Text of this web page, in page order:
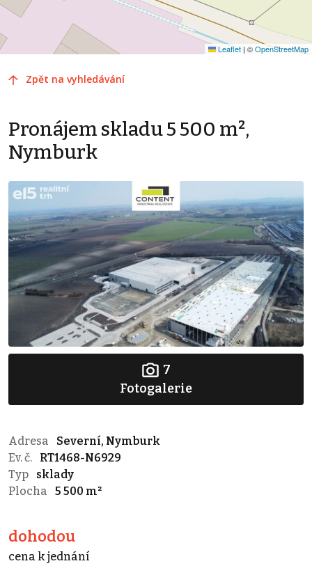
Leaflet | ©OpenStreetMap
Zpět na vyhledávání
Pronájem skladu 5 500 m²,
Nymburk
7
Fotogalerie
Adresa
Severní, Nymburk
Ev. č.
RT1468-N6929
Typ
sklady
Plocha
5 500 m²
dohodou
cena k jednání